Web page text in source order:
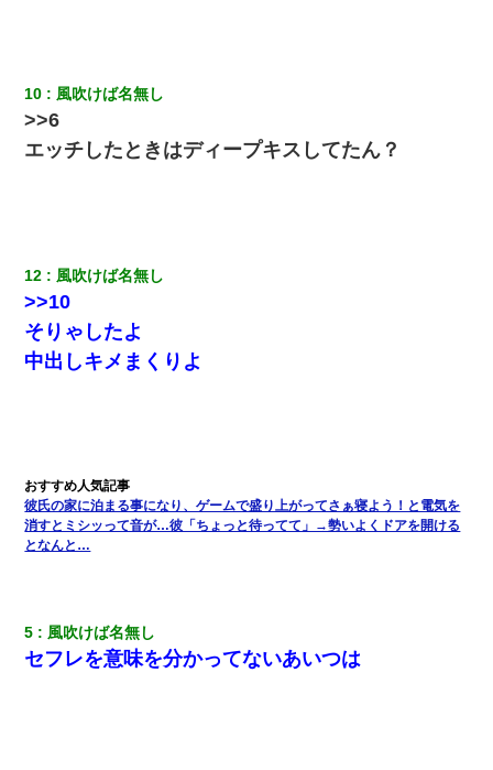
彼氏の家に泊まる事になり、ゲームで盛り上がってさぁ寝よう！
と電気を消すとミシッって音が…彼「ちょっと待ってて」→勢い
よくドアを開けるとなんと…
兄の新しい嫁がやらかしすぎて辛い。当たり前のように実家や姪
の幼稚園に来る
朝起きたら嫁がいなかった。俺（嫁も嫁実家も電話に出ない…不
安だ）→ 仕事を早退して帰宅すると、嫁と嫁両親と知らない男が
２人・・・
日航機墜落事故の「ここからは日本語で大丈夫ですよ〜」の絶望
感がヤバイ・・・
スマホを与えられて、中学卒業する頃にはすっかり女叩きに洗脳
された弟が、大学進学のために一人暮らししたいと言い出した。
10 風吹けば名無し
>>6
エッチしたときはディープキスしてたん？
12 風吹けば名無し
>>10
そりゃしたよ
中出しキメまくりよ
彼氏の家に泊まる事になり、ゲームで盛り上がってさぁ寝よう！と電気を
消すとミシッって音が…彼「ちょっと待ってて」→勢いよくドアを開ける
となんと…
5 風吹けば名無し
セフレを意味を分かってないあいつは